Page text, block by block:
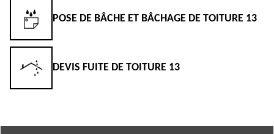
POSE DE BÂCHE ET BÂCHAGE DE TOITURE 13
DEVIS FUITE DE TOITURE 13